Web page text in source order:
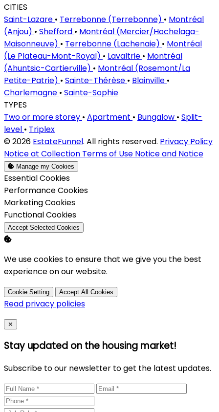
CITIES
Saint-Lazare • Terrebonne (Terrebonne) • Montréal
(Anjou) • Shefford • Montréal (Mercier/Hochelaga-
Maisonneuve) • Terrebonne (Lachenaie) • Montréal
(Le Plateau-Mont-Royal) • Lavaltrie • Montréal
(Ahuntsic-Cartierville) • Montréal (Rosemont/La
Petite-Patrie) • Sainte-Thérèse • Blainville •
Charlemagne • Sainte-Sophie
TYPES
Two or more storey • Apartment • Bungalow • Split-
level • Triplex
© 2026 EstateFunnel. All rights reserved. Privacy Policy
Notice at Collection Terms of Use Notice and Notice
Manage my Cookies
Enable
Essential Cookies
Enable
Performance Cookies
Enable
Marketing Cookies
Enable
Functional Cookies
Accept Selected Cookies
We use cookies to ensure that we give you the best
experience on our website.
Cookie Setting Accept All Cookies
Read privacy policies
Close
✕
Stay updated on the housing market!
Subscribe to our newsletter to get the latest updates.